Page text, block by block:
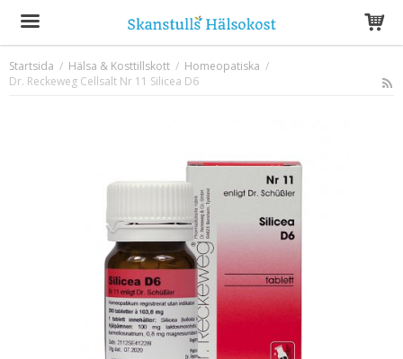
Produkten har blivit tillagd i varukorgen
Startsida / Hälsa & Kosttillskott / Homeopatiska /
Dr. Reckeweg Cellsalt Nr 11 Silicea D6